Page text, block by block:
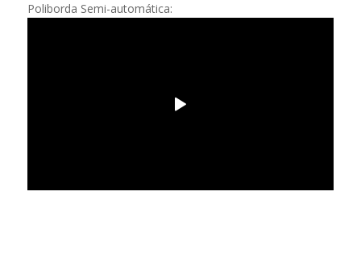
Poliborda Semi-automática: